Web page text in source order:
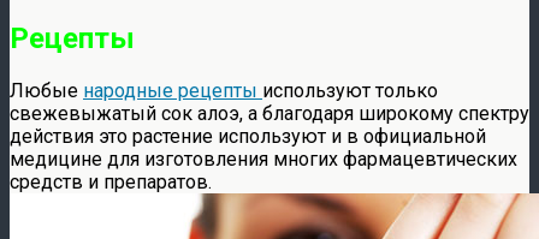
Рецепты
Любые народные рецепты используют только
свежевыжатый сок алоэ, а благодаря широкому спектру
действия это растение используют и в официальной
медицине для изготовления многих фармацевтических
средств и препаратов.